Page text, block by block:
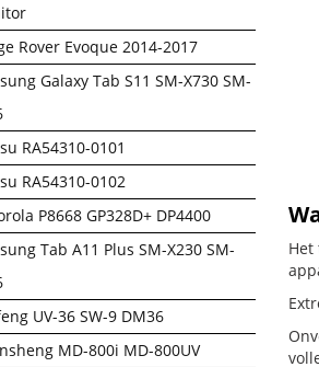
Rover Evoque 2014-2017
Galaxy Tab S11 SM-X730 SM-
RA54310-0101
RA54310-0102
P8668 GP328D+ DP4400
Tab A11 Plus SM-X230 SM-
UV-36 SW-9 DM36
MD-800i MD-800UV
Het